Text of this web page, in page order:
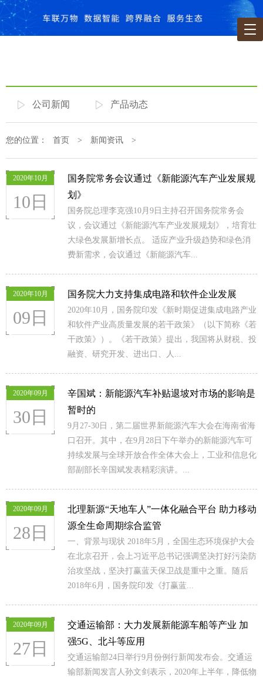
公司新闻 产品动态
您的位置： 首页 > 新闻资讯 >
2020年10月
10日
国务院常务会议通过《新能源汽车产业发展规
划》
国务院总理李克强10月9日主持召开国务院常务会
议，会议通过《新能源汽车产业发展规划》，培育壮
大绿色发展新增长点。 适应产业升级趋势和绿色消
费新需求，会议通过《新能源汽车...
2020年10月
09日
国务院大力支持集成电路和软件企业发展
2020年10月，国务院印发《新时期促进集成电路产业
和软件产业高质量发展的若干政策》（以下简称《若
干政策》）。《若干政策》提出，我国将从财税、投
融资、研究开发、进出口、人...
2020年09月
30日
辛国斌：新能源汽车补贴退坡对市场的影响是
暂时的
9月27-30日，第二届世界新能源汽车大会在海南省海
口召开。其中，在9月28日下午举办的新能源汽车可
持续发展与全球开放合作全体大会上，工业和信息化
部副部长辛国斌发表精彩演讲。...
2020年09月
28日
北理新源“天地车人”一体化融合平台 助力移动
源全生命周期综合监管
一、背景与现状 2018年5月，全国生态环境保护大会
在北京召开，会上习近平总书记强调坚决打好污染防
治攻坚战，坚决打赢蓝天保卫战是重中之重。随后
2018年6月，国务院印发《打赢蓝...
2020年09月
27日
交通运输部：大力发展新能源车船等产业 加
强5G、北斗等应用
交通运输部24日举行9月份例行新闻发布会。交通运
输部新闻发言人孙文剑表示，2020年上半年，降低物